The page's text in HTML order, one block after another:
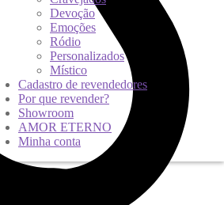
Devoção
Emoções
Ródio
Personalizados
Místico
Cadastro de revendedores
Por que revender?
Showroom
AMOR ETERNO
Minha conta